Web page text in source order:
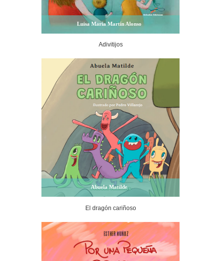
Luisa María Martín Alonso
Adivitijos
Abuela Matilde
El dragón cariñoso